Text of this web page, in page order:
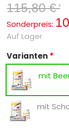
115,80 €*
Sonderpreis:
Auf Lager
Varianten*
mit
mit